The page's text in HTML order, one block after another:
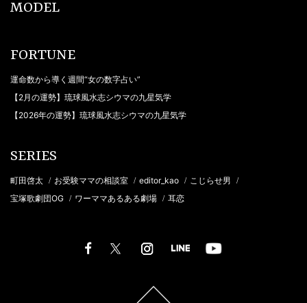
MODEL
FORTUNE
運命数から導く週間“女の数字占い”
【2月の運勢】琉球風水志シウマの九星気学
【2026年の運勢】琉球風水志シウマの九星気学
SERIES
町田啓太 / お受験ママの相談室 / editor_kao / こじらせ男 /
宝塚歌劇団OG / ワーママあるある劇場 / 耳恋